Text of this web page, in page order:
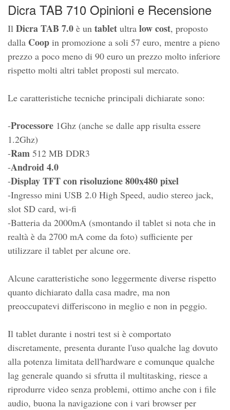
Dicra TAB 710 Opinioni e Recensione
Il Dicra TAB 7.0 è un tablet ultra low cost, proposto
dalla Coop in promozione a soli 57 euro, mentre a pieno
prezzo a poco meno di 90 euro un prezzo molto inferiore
rispetto molti altri tablet proposti sul mercato.
Le caratteristiche tecniche principali dichiarate sono:
-Processore 1Ghz (anche se dalle app risulta essere
1.2Ghz)
-Ram 512 MB DDR3
-Android 4.0
-Display TFT con risoluzione 800x480 pixel
-Ingresso mini USB 2.0 High Speed, audio stereo jack,
slot SD card, wi-fi
-Batteria da 2000mA (smontando il tablet si nota che in
realtà è da 2700 mA come da foto) sufficiente per
utilizzare il tablet per alcune ore.
Alcune caratteristiche sono leggermente diverse rispetto
quanto dichiarato dalla casa madre, ma non
preoccupatevi differiscono in meglio e non in peggio.
Il tablet durante i nostri test si è comportato
discretamente, presenta durante l'uso qualche lag dovuto
alla potenza limitata dell'hardware e comunque qualche
lag generale quando si sfrutta il multitasking, riesce a
riprodurre video senza problemi, ottimo anche con i file
audio, buona la navigazione con i vari browser per